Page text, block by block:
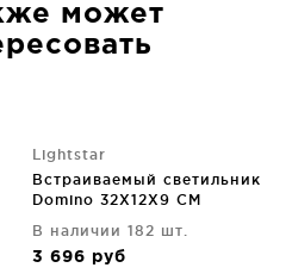
может
Lightstar
Встраиваемый светильник
Domino 32X12X9 CM
В наличии 182 шт.
3 696 руб